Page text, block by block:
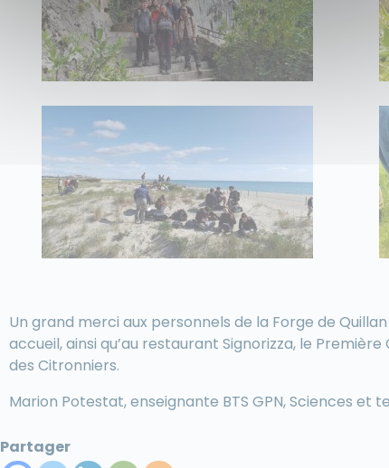
Un grand merci aux personnels de la Forge de Quillan
accueil, ainsi qu’au restaurant Signorizza, le Première
des Citronniers.
Marion Potestat, enseignante BTS GPN, Sciences et
Partager